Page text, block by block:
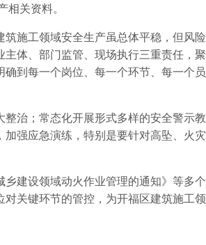
关资料。
施工领域安全生产虽总体平稳，但风险
体、部门监管、现场执行三重责任，聚
到每一个岗位、每一个环节、每一个员
治；常态化开展形式多样的安全警示教
强应急演练，特别是要针对高坠、火灾
建设领域动火作业管理的通知》等多个
关键环节的管控，为开福区建筑施工领